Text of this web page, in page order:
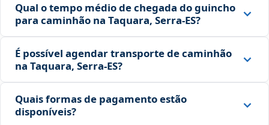
Qual o tempo médio de chegada do guincho
para caminhão na Taquara, Serra‑ES?
É possível agendar transporte de caminhão
na Taquara, Serra‑ES?
Quais formas de pagamento estão
disponíveis?